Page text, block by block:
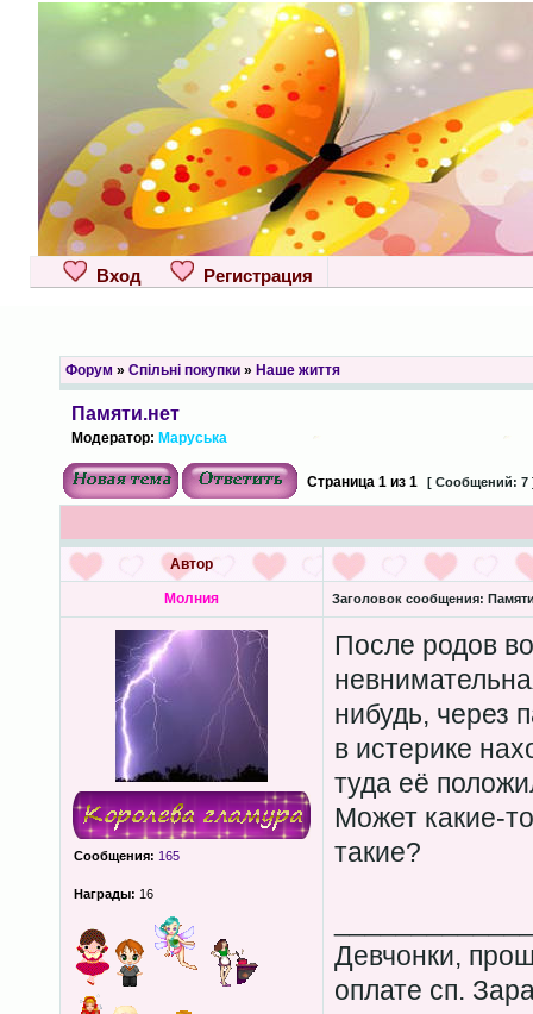
Вход Регистрация
Форум » Спільні покупки» Наше життя
Памяти.нет
Модератор: Маруська
Страница 1из 1 [ Сообщений: 7
Автор
Молния Заголовок сообщения:
Сообщения: 165
Награды: 16
После родов
нибудь, через
в истерике
туда её
Может какие-
такие?
Девчонки,
оплате сп.